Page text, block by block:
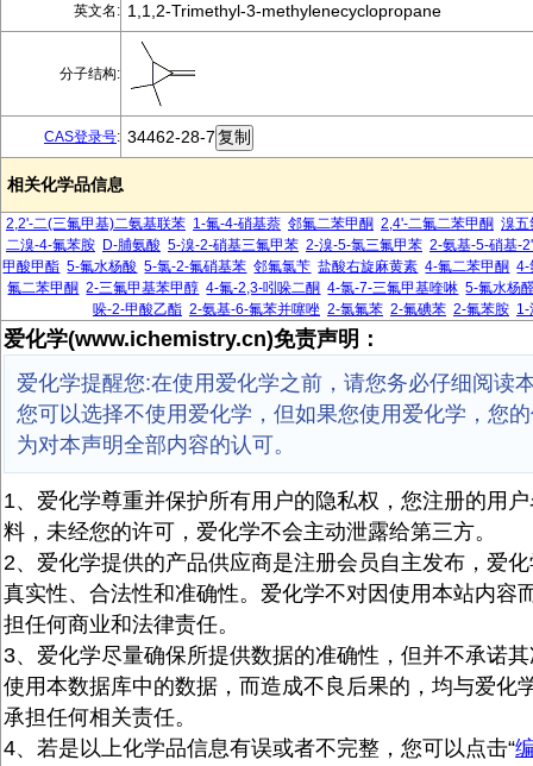
英文名: 1,1,2-Trimethyl-3-methylenecyclopropane
分子结构:
CAS登录号: 34462-28-7
相关化学品信息
2,2'-二(三氟甲基)二氨基联苯 1-氟-4-硝基萘 邻氟二苯甲酮 2,4'-二氟二苯甲酮 溴五
二溴-4-氟苯胺 D-脯氨酸 5-溴-2-硝基三氟甲苯 2-溴-5-氯三氟甲苯 2-氨基-5-硝基-
甲酸甲酯 5-氟水杨酸 5-氯-2-氟硝基苯 邻氟氯苄 盐酸右旋麻黄素 4-氟二苯甲酮 4-
氟二苯甲酮 2-三氟甲基苯甲醇 4-氟-2,3-吲哚二酮 4-氯-7-三氟甲基喹啉 5-氟水杨
哚-2-甲酸乙酯 2-氨基-6-氟苯并噻唑 2-氯氟苯 2-氟碘苯 2-氟苯胺 1-
爱化学(www.ichemistry.cn)免责声明：
爱化学提醒您:在使用爱化学之前，请您务必仔细阅读
您可以选择不使用爱化学，但如果您使用爱化学，您
为对本声明全部内容的认可。
1、爱化学尊重并保护所有用户的隐私权，您注册的用
料，未经您的许可，爱化学不会主动泄露给第三方。
2、爱化学提供的产品供应商是注册会员自主发布，爱
真实性、合法性和准确性。爱化学不对因使用本站内容
担任何商业和法律责任。
3、爱化学尽量确保所提供数据的准确性，但并不承诺
使用本数据库中的数据，而造成不良后果的，均与爱化
承担任何相关责任。
4、若是以上化学品信息有误或者不完整，您可以点击“